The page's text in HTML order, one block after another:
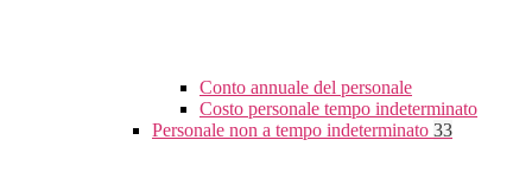
Conto annuale del personale
Costo personale tempo indeterminato
Personale non a tempo indeterminato 33